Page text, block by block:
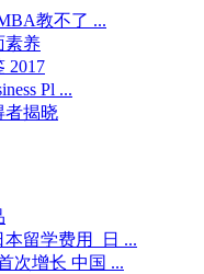
教不了 ...
素养
2017
Pl ...
者揭晓
本留学费用_日 ...
次增长 中国 ...